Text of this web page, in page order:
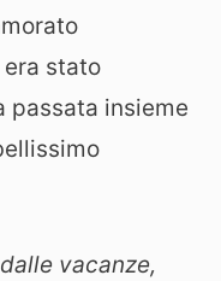
stato
passata insieme
vacanze,